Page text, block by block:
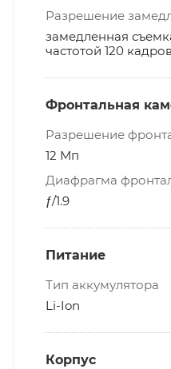
Разрешение
замедленная
частотой 120
Фронтальная
Разрешение
12 Мп
Диафрагма
ƒ/1.9
Питание
Тип аккумулятора
Li-Ion
Корпус